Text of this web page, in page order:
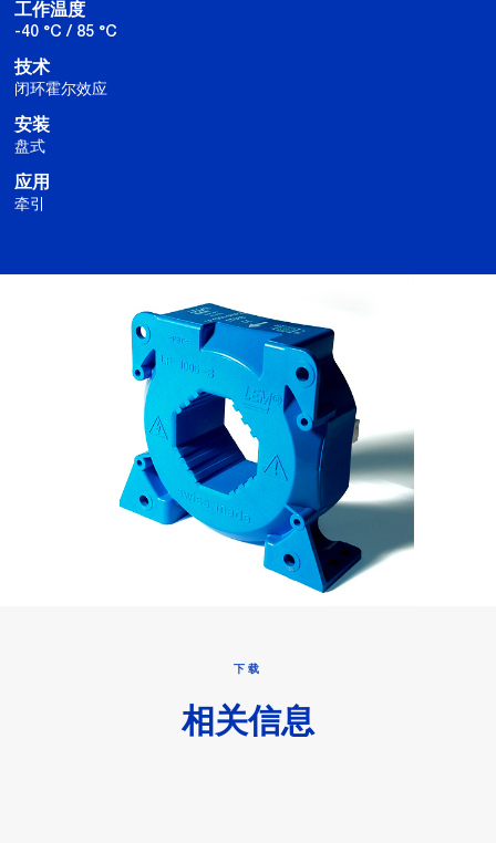
工作温度
-40 °C / 85 °C
技术
闭环霍尔效应
安装
盘式
应用
牵引
下载
相关信息